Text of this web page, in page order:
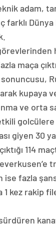
adam,
farklı Dünya
maça
kupaya
ve orta
golcülere
giyen 30
114
fazla
1 kez rakip